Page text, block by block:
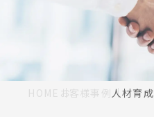
HOME お客様事例 人材育成